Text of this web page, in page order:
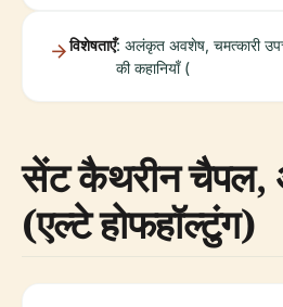
विशेषताएँ: अलंकृत अवशेष, चमत्कारी
की कहानियाँ (
सेंट कैथरीन चैपल,
(एल्टे होफहॉल्टुंग)